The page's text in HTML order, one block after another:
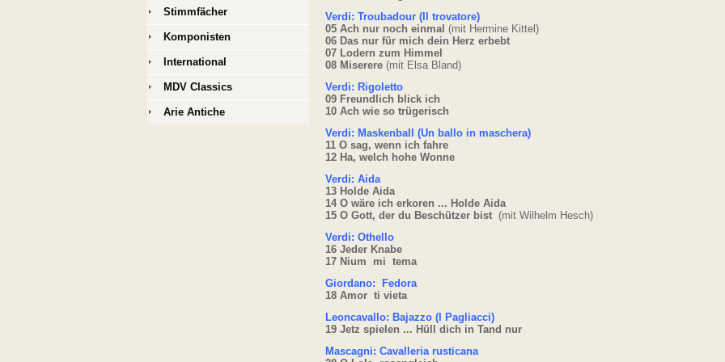
Verdi: Troubadour (Il trovatore)
05 Ach nur noch einmal (mit Hermine Kittel)
06 Das nur für mich dein Herz erbebt
07 Lodern zum Himmel
08 Miserere (mit Elsa Bland)
Verdi: Rigoletto
09 Freundlich blick ich
10 Ach wie so trügerisch
Verdi: Maskenball (Un ballo in maschera)
11 O sag, wenn ich fahre
12 Ha, welch hohe Wonne
Verdi: Aida
13 Holde Aida
14 O wäre ich erkoren ... Holde Aida
15 O Gott, der du Beschützer bist (mit Wilhelm Hesch)
Verdi: Othello
16 Jeder Knabe
17 Nium mi tema
Giordano: Fedora
18 Amor ti vieta
Leoncavallo: Bajazzo (I Pagliacci)
19 Jetz spielen ... Hüll dich in Tand nur
Mascagni: Cavalleria rusticana
Stimmfächer
Komponisten
International
MDV Classics
Arie Antiche